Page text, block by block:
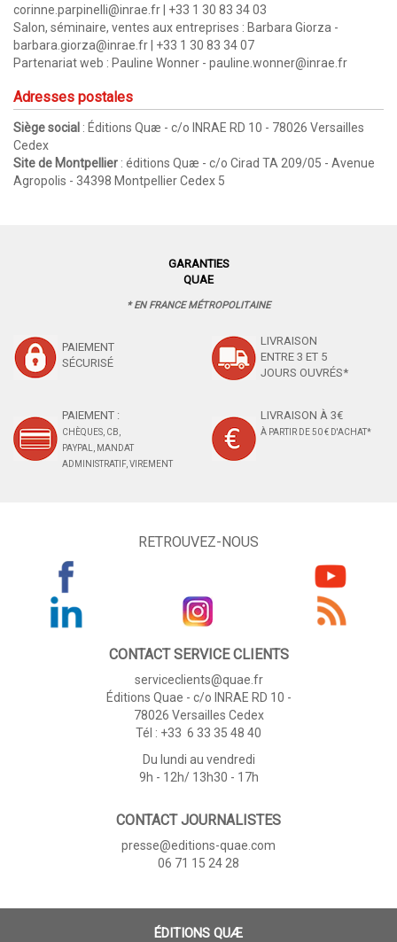
corinne.parpinelli@inrae.fr | +33 1 30 83 34 03
Salon, séminaire, ventes aux entreprises : Barbara Giorza -
barbara.giorza@inrae.fr | +33 1 30 83 34 07
Partenariat web : Pauline Wonner - pauline.wonner@inrae.fr
Adresses postales
Siège social : Éditions Quæ - c/o INRAE RD 10 - 78026 Versailles
Cedex
Site de Montpellier : éditions Quæ - c/o Cirad TA 209/05 - Avenue
Agropolis - 34398 Montpellier Cedex 5
GARANTIES
QUAE
* EN FRANCE MÉTROPOLITAINE
PAIEMENT
SÉCURISÉ
LIVRAISON
ENTRE 3 ET 5
JOURS OUVRÉS*
PAIEMENT :
CHÈQUES, CB,
PAYPAL, MANDAT
ADMINISTRATIF, VIREMENT
LIVRAISON À 3€
À PARTIR DE 50 € D'ACHAT*
RETROUVEZ-NOUS
CONTACT SERVICE CLIENTS
serviceclients@quae.fr
Éditions Quae - c/o INRAE RD 10 -
78026 Versailles Cedex
Tél : +33 6 33 35 48 40
Du lundi au vendredi
9h - 12h/ 13h30 - 17h
CONTACT JOURNALISTES
presse@editions-quae.com
06 71 15 24 28
ÉDITIONS QUÆ